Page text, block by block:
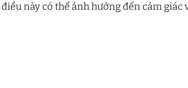
này có thể ảnh hưởng đến cảm giác